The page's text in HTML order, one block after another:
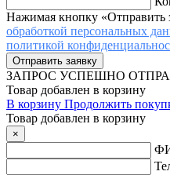
Нажимая кнопку «Отправить
обработкой персональных
политикой
ЗАПРОС УСПЕШНО
Товар добавлен в корзину
В корзину Продолжить
Товар добавлен в корзину
×